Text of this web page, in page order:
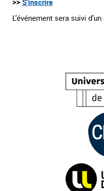
L’événement sera suivi